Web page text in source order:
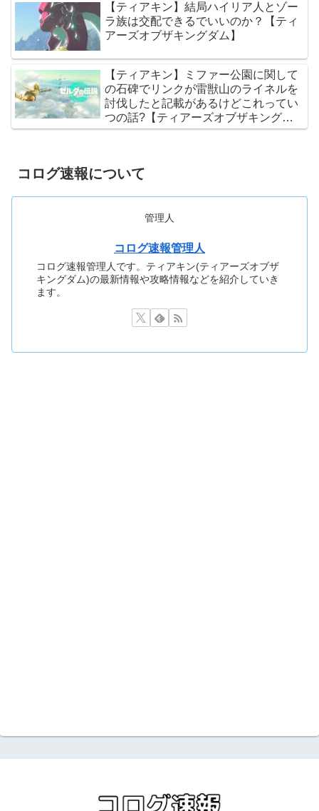
【ティアキン】結局ハイリア人とゾー
ラ族は交配できるでいいのか？【ティ
アーズオブザキングダム】
【ティアキン】ミファー公園に関して
の石碑でリンクが雷獣山のライネルを
討伐したと記載があるけどこれってい
つの話?【ティアーズオブザキングダ
ム】
コログ速報について
管理人
コログ速報管理人
コログ速報管理人です。ティアキン(ティアーズオブザ
キングダム)の最新情報や攻略情報などを紹介していき
ます。